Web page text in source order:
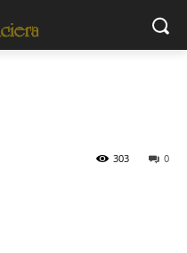
0
303